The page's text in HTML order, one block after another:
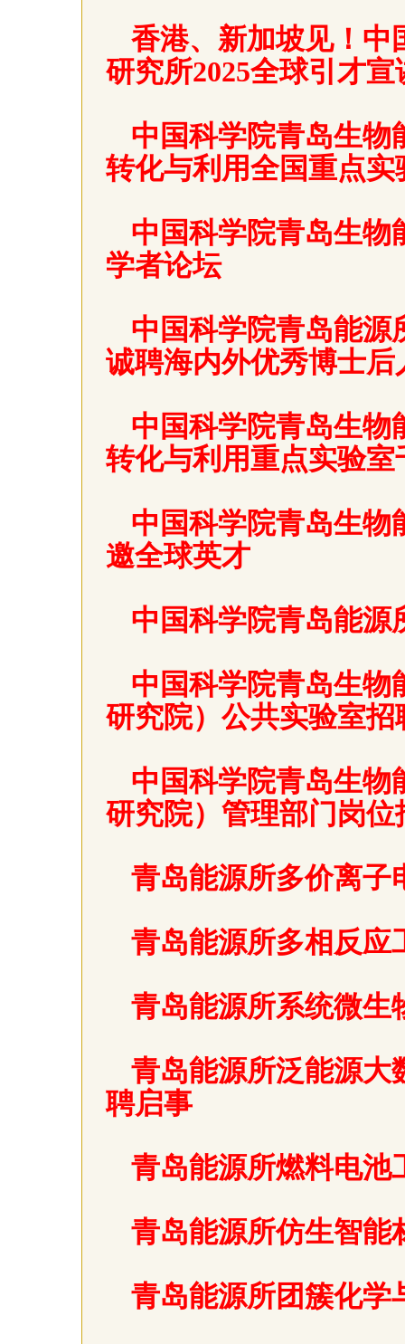
香港、新加坡见！中
研究所2025全球引才
中国科学院青岛生物
转化与利用全国重点
中国科学院青岛生物
学者论坛
中国科学院青岛能源
诚聘海内外优秀博士后
中国科学院青岛生物
转化与利用重点实验
中国科学院青岛生物
邀全球英才
中国科学院青岛能源
中国科学院青岛生物
研究院）公共实验室招
中国科学院青岛生物
研究院）管理部门岗位
青岛能源所多价离子
青岛能源所多相反应
青岛能源所系统微生
青岛能源所泛能源大
聘启事
青岛能源所燃料电池
青岛能源所仿生智能
青岛能源所团簇化学